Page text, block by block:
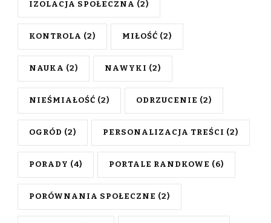
IZOLACJA SPOŁECZNA (2)
KONTROLA (2) MIŁOŚĆ (2)
NAUKA (2) NAWYKI (2)
NIEŚMIAŁOŚĆ (2) ODRZUCENIE (2)
OGRÓD (2) PERSONALIZACJA TREŚCI (2)
PORADY (4) PORTALE RANDKOWE (6)
PORÓWNANIA SPOŁECZNE (2)